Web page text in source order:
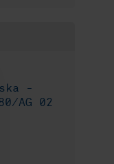
-
AG 02